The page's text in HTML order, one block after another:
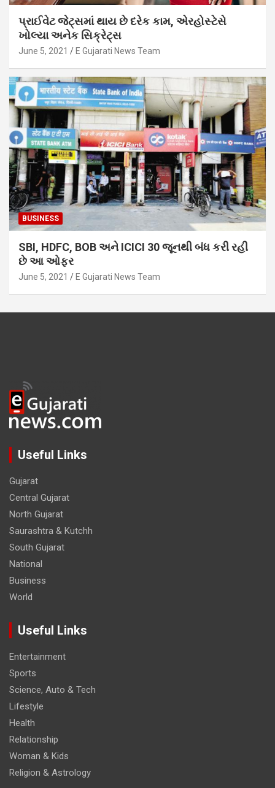
પ્રાઈવેટ જેટ્સમાં થાય છે દરેક કામ, એરહોસ્ટેસે
ખોલ્યા અનેક સિક્રેટ્સ
June 5, 2021 E Gujarati News Team
BUSINESS
SBI, HDFC, BOB અને ICICI 30 જૂનથી બંધ કરી રહી
છે આ ઓફર
June 5, 2021 E Gujarati News Team
Useful Links
Gujarat
Central Gujarat
North Gujarat
Saurashtra & Kutchh
South Gujarat
National
Business
World
Useful Links
Entertainment
Sports
Science, Auto & Tech
Lifestyle
Health
Relationship
Woman & Kids
Religion & Astrology